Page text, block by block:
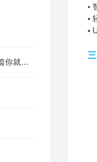
双向直流电源的原理看完本篇你就知道了
•
•
•